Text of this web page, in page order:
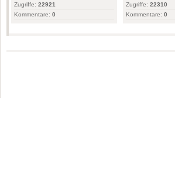
Zugriffe: 22921
Kommentare: 0
Zugriffe: 22310
Kommentare: 0